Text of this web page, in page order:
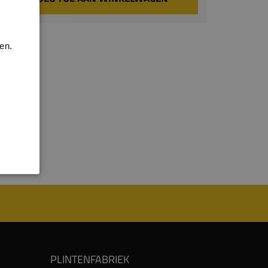
PLINTENFABRIEK